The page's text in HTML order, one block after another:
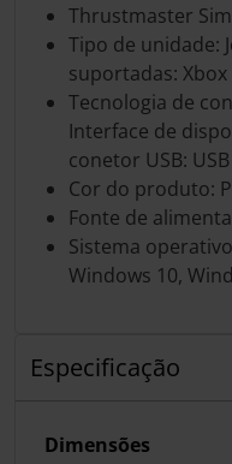
Thrustmaster
Tipo de unidade:
suportadas: Xbox
Tecnologia de
Interface de
conetor USB:
Cor do produto:
Fonte de
Sistema
Windows 10,
Especificação
Dimensões